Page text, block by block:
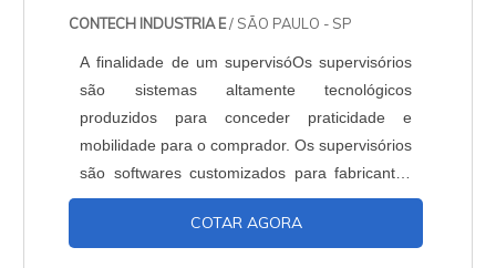
CONTECH INDUSTRIA E/ SÃO PAULO - SP
A finalidade de um supervisóOs supervisórios
são sistemas altamente tecnológicos
produzidos para conceder praticidade e
mobilidade para o comprador. Os supervisórios
são softwares customizados para fabricantes
de máquinas e equipamentos. Com os
supervisórios, há a possibilidade de se
COTAR AGORA